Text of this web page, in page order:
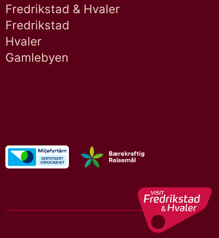
Fredrikstad & Hvaler
Fredrikstad
Hvaler
Gamlebyen